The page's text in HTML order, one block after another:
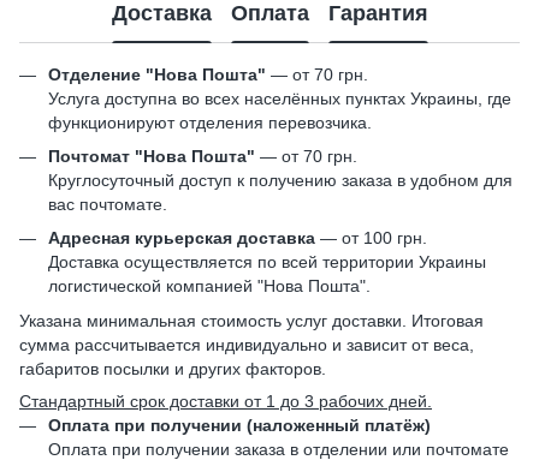
Доставка Оплата Гарантия
Отделение "Нова Пошта" — от 70 грн.
Услуга доступна во всех населённых пунктах Украины, где
функционируют отделения перевозчика.
Почтомат "Нова Пошта" — от 70 грн.
Круглосуточный доступ к получению заказа в удобном для
вас почтомате.
Адресная курьерская доставка — от 100 грн.
Доставка осуществляется по всей территории Украины
логистической компанией "Нова Пошта".
Указана минимальная стоимость услуг доставки. Итоговая
сумма рассчитывается индивидуально и зависит от веса,
габаритов посылки и других факторов.
Стандартный срок доставки от 1 до 3 рабочих дней.
Оплата при получении (наложенный платёж)
Оплата при получении заказа в отделении или почтомате